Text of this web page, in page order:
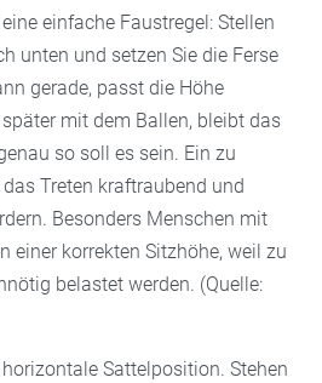
einfache Faustregel: Stellen
unten und setzen Sie die Ferse
gerade, passt die Höhe
mit dem Ballen, bleibt das
so soll es sein. Ein zu
Treten kraftraubend und
Besonders Menschen mit
einer korrekten Sitzhöhe, weil zu
belastet werden. (Quelle:
Sattelposition. Stehen